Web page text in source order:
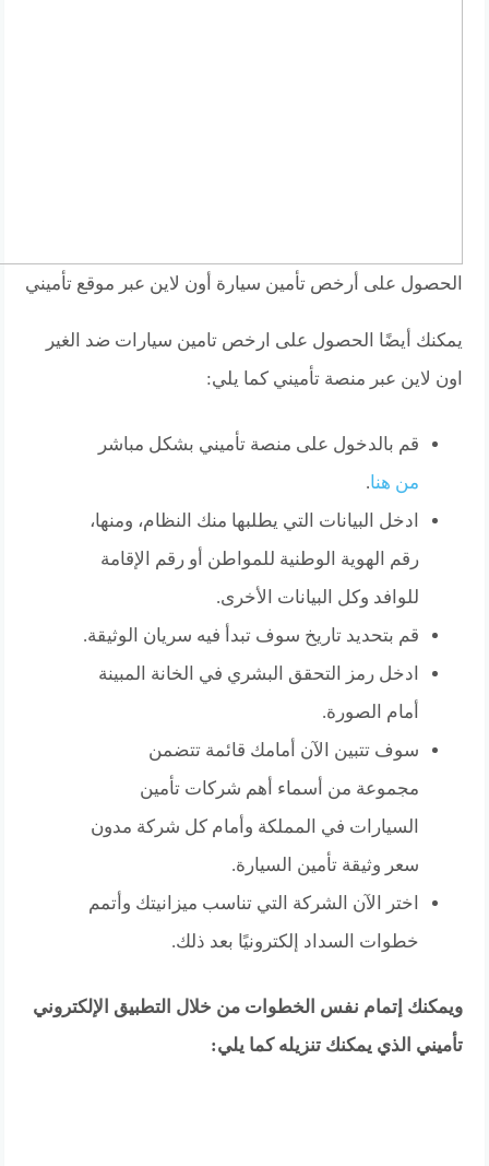
الحصول على أرخص تأمين سيارة أون لاين عبر موقع تأميني
يمكنك أيضًا الحصول على ارخص تامين سيارات ضد الغير
اون لاين عبر منصة تأميني كما يلي:
قم بالدخول على منصة تأميني بشكل مباشر
من هنا.
ادخل البيانات التي يطلبها منك النظام، ومنها،
رقم الهوية الوطنية للمواطن أو رقم الإقامة
للوافد وكل البيانات الأخرى.
قم بتحديد تاريخ سوف تبدأ فيه سريان الوثيقة.
ادخل رمز التحقق البشري في الخانة المبينة
أمام الصورة.
سوف تتبين الآن أمامك قائمة تتضمن
مجموعة من أسماء أهم شركات تأمين
السيارات في المملكة وأمام كل شركة مدون
سعر وثيقة تأمين السيارة.
اختر الآن الشركة التي تناسب ميزانيتك وأتمم
خطوات السداد إلكترونيًا بعد ذلك.
ويمكنك إتمام نفس الخطوات من خلال التطبيق الإلكتروني
تأميني الذي يمكنك تنزيله كما يلي: